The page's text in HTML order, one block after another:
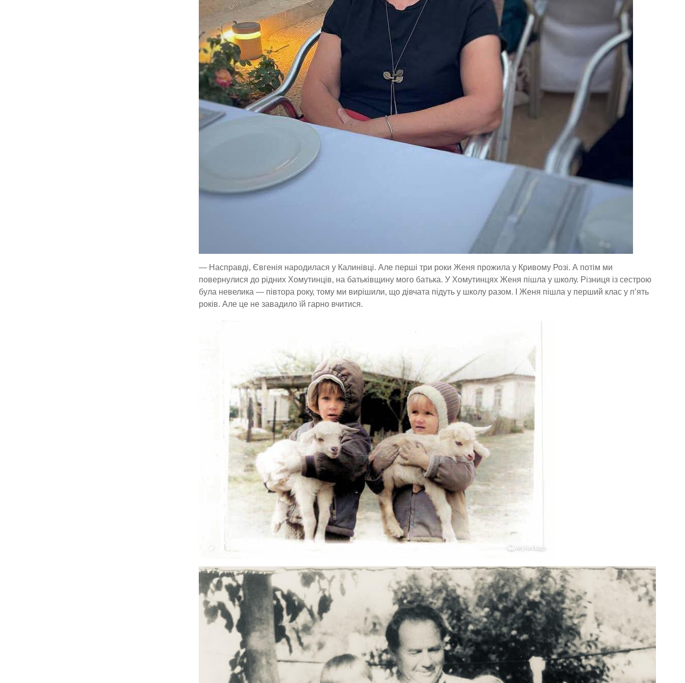
— Насправді, Євгенія народилася у Калинівці. Але перші три роки Женя прожила у Кривому Розі. А потім ми
повернулися до рідних Хомутинців, на батьківщину мого батька. У Хомутинцях Женя пішла у школу. Різниця із сестрою
була невелика — півтора року, тому ми вирішили, що дівчата підуть у школу разом. І Женя пішла у перший клас у п’ять
років. Але це не завадило їй гарно вчитися.